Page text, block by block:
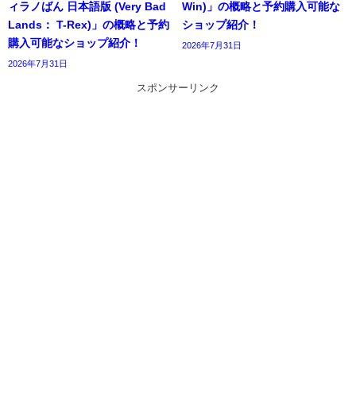
ィラノばん 日本語版 (Very Bad
Lands： T-Rex)」の概略と予約
購入可能なショップ紹介！
2026年7月31日
Win)」の概略と予約購入可能な
ショップ紹介！
2026年7月31日
スポンサーリンク